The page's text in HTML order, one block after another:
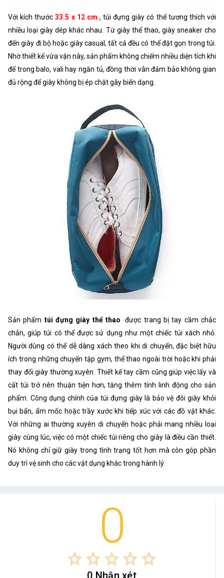
Với kích thước33.5 x 12 cm , túi đựng giày có thể tương thích với
nhiều loại giày dép khác nhau. Từ giày thể thao, giày sneaker cho
đến giày đi bộ hoặc giày casual, tất cả đều có thể đặt gọn trong túi.
Nhờ thiết kế vừa vặn này, sản phẩm không chiếm nhiều diện tích khi
để trong balo, vali hay ngăn tủ, đồng thời vẫn đảm bảo không gian
đủ rộng để giày không bị ép chặt gây biến dạng.
Sản phẩm túi đựng giày thể thao
được trang bị tay cầm chắc
chắn, giúp túi có thể được sử dụng như một chiếc túi xách nhỏ.
Người dùng có thể dễ dàng xách theo khi di chuyển, đặc biệt hữu
ích trong những chuyến tập gym, thể thao ngoài trời hoặc khi phải
thay đổi giày thường xuyên. Thiết kế tay cầm cũng giúp việc lấy và
cất túi trở nên thuận tiện hơn, tăng thêm tính linh động cho sản
phẩm. Công dụng chính của túi đựng giày là bảo vệ đôi giày khỏi
bụi bẩn, ẩm mốc hoặc trầy xước khi tiếp xúc với các đồ vật khác.
Với những ai thường xuyên di chuyển hoặc phải mang nhiều loại
giày cùng lúc, việc có một chiếc túi riêng cho giày là điều cần thiết.
Nó không chỉ giữ giày trong tình trạng tốt hơn mà còn góp phần
duy trì vệ sinh cho các vật dụng khác trong hành lý.
0
star_border star_border star_border star_border star_border
0 Nhận xét